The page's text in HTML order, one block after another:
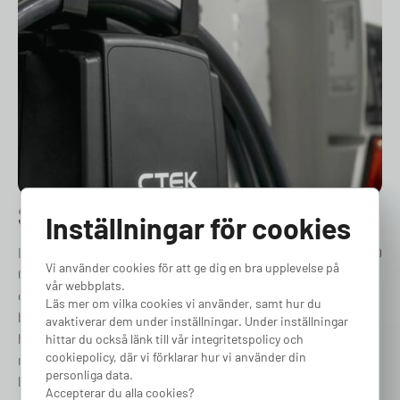
Smidig laddning överallt
Det enda som krävs för att komma igång med CTEK NJORD
GO är ett trefas-uttag. Har du redan ett uttag hemma är
det bara att koppla på och börja ladda. För dig som
behöver installera ett nytt trefas-uttag hemma väljer du
helt enkelt med installation. Med den integrerade 5-
meters laddkabeln kan du enkelt koppla in din elbil för
laddning så länge du har tillgång till ett trefas-uttag.
Inställningar för cookies
Vi använder cookies för att ge dig en bra upplevelse på
vår webbplats.
Läs mer om vilka cookies vi använder, samt hur du
avaktiverar dem under inställningar. Under inställningar
hittar du också länk till vår integritetspolicy och
cookiepolicy, där vi förklarar hur vi använder din
personliga data.
Accepterar du alla cookies?